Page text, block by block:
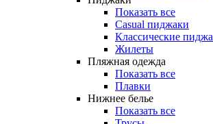
Показать все
Casual пиджаки
Классические
Жилеты
Пляжная одежда
Показать все
Плавки
Нижнее белье
Показать все